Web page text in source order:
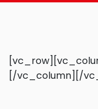
[/vc_column][/